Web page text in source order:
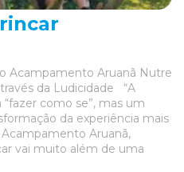
Acampamento Aruanã Nutre
da Ludicidade “A
como se”, mas um
da experiência mais
Aruanã,
vai muito além de uma